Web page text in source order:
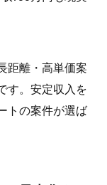
距離・高単価案
す。安定収入を
トの案件が選ば